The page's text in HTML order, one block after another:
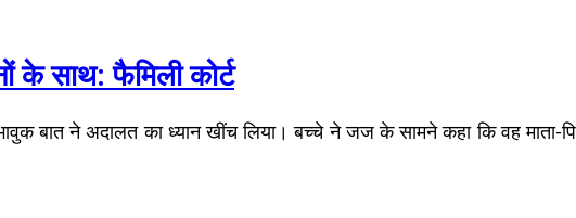
के साथ: फैमिली कोर्ट
बात ने अदालत का ध्यान खींच लिया। बच्चे ने जज के सामने कहा कि वह